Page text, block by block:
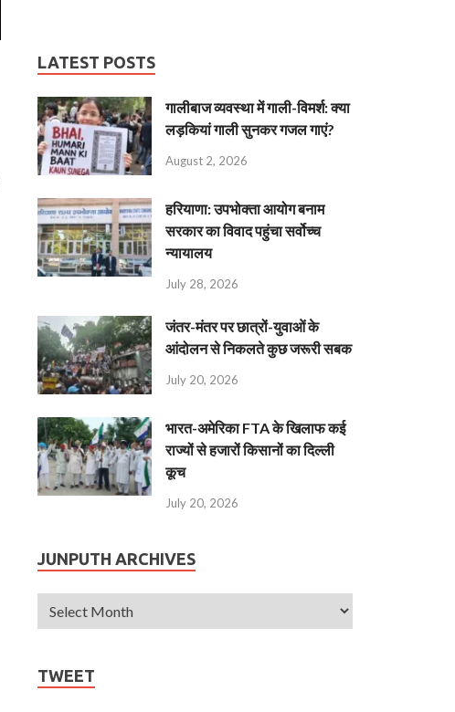
LATEST POSTS
गालीबाज व्‍यवस्‍था में गाली-विमर्श: क्या
लड़कियां गाली सुनकर गजल गाएं?
August 2, 2026
हरियाणा: उपभोक्ता आयोग बनाम
सरकार का विवाद पहुंचा सर्वोच्च
न्यायालय
July 28, 2026
जंतर-मंतर पर छात्रों-युवाओं के
आंदोलन से निकलते कुछ जरूरी सबक
July 20, 2026
भारत-अमेरिका FTA के खिलाफ कई
राज्यों से हजारों किसानों का दिल्ली
कूच
July 20, 2026
JUNPUTH ARCHIVES
TWEET